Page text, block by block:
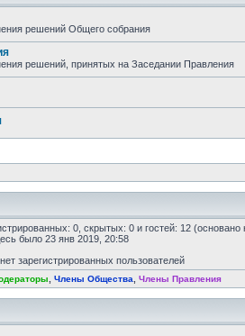
решений Общего собрания
решений, принятых на Заседании Правления
0, скрытых: 0 и гостей: 12
было 23 янв 2019, 20:58
зарегистрированных пользователей
Члены Общества Члены Правления